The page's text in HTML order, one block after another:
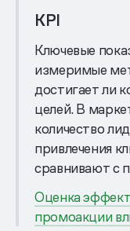
KPI
Ключевые
измеримые
достигает ли
целей. В
количество
привлечения
сравнивают с
Оценка
промоакции